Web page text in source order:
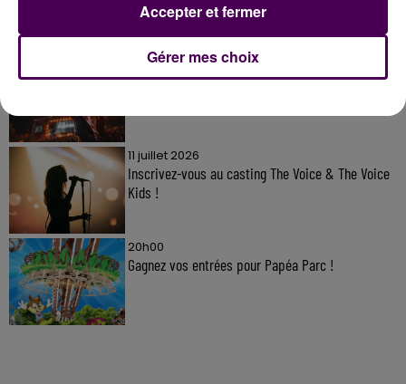
20h00
Gagnez vos pass pour le V and B Fest' 2026 !
11 juillet 2026
Inscrivez-vous au casting The Voice & The Voice
Kids !
20h00
Gagnez vos entrées pour Papéa Parc !
Gérer mes choix
Accepter et fermer